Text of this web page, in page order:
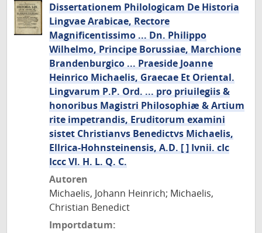
Dissertationem Philologicam De Historia
Lingvae Arabicae, Rectore
Magnificentissimo ... Dn. Philippo
Wilhelmo, Principe Borussiae, Marchione
Brandenburgico ... Praeside Joanne
Heinrico Michaelis, Graecae Et Oriental.
Lingvarum P.P. Ord. ... pro priuilegiis &
honoribus Magistri Philosophiæ & Artium
rite impetrandis, Eruditorum examini
sistet Christianvs Benedictvs Michaelis,
Ellrica-Hohnsteinensis, A.D. [ ] Ivnii. cIc
Iccc VI. H. L. Q. C.
Autoren
Michaelis, Johann Heinrich; Michaelis,
Christian Benedict
Importdatum: